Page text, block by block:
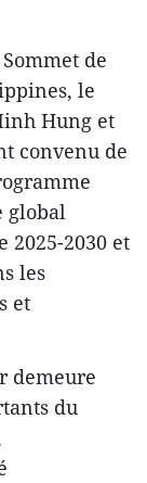
de
le
Hung et
convenu de
global
2025-2030 et
les
et
demeure
du